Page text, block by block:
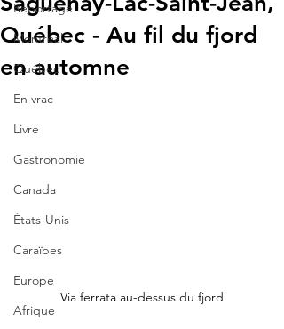
Reportage
Montréal
Québec
En vrac
Livre
Gastronomie
Canada
États-Unis
Caraïbes
Europe
Afrique
Québec - Au fil du fjord
en automne
Via ferrata au-dessus du fjord